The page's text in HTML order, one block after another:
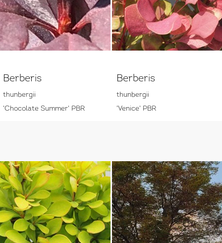
Berberis
thunbergii
'Chocolate Summer' PBR
Berberis
thunbergii
'Venice' PBR